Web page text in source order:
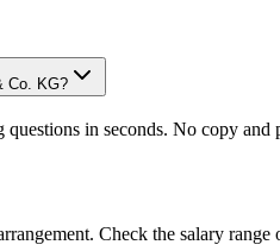
Co. KG?
in seconds. No copy and
Check the salary